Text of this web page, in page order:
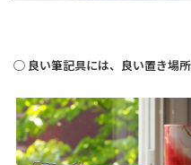
◯ 良い筆記具には、良い置き場所